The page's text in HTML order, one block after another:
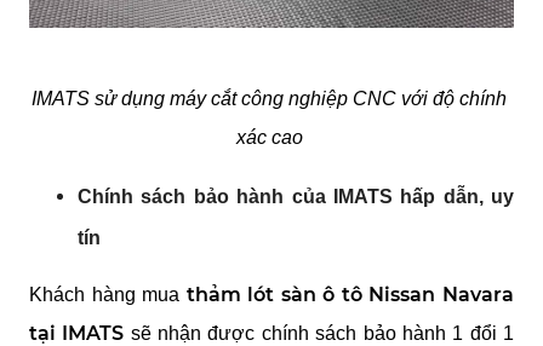
IMATS sử dụng máy cắt công nghiệp CNC với độ chính
xác cao
Chính sách bảo hành của IMATS hấp dẫn, uy
tín
Khách hàng mua thảm lót sàn ô tô Nissan Navara
tại IMATS sẽ nhận được chính sách bảo hành 1 đổi 1